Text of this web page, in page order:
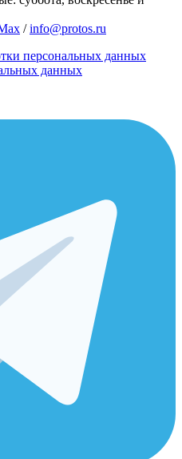
/info@protos.ru
персональных данных
данных